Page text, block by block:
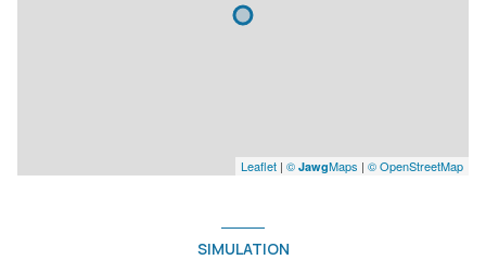
Leaflet | © JawgMaps | © OpenStreetMap
SIMULATION